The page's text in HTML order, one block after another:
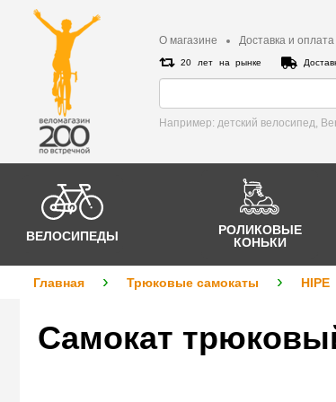
О магазине Доставка и оплата
20 лет на рынке
Например: детский велосипед,
ВЕЛОСИПЕДЫ
РОЛИКОВЫЕ
КОНЬКИ
Главная Трюковые самокаты HIPE
Самокат